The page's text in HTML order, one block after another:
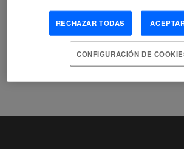
RECHAZAR TODAS
CONFIGURACIÓN DE